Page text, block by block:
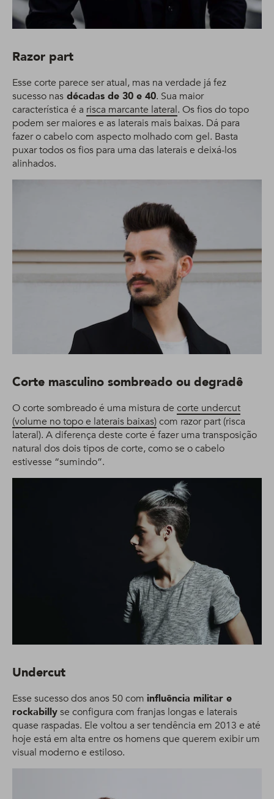
Razor part
Esse corte parece ser atual, mas na verdade já fez
sucesso nas décadas de 30 e 40. Sua maior
característica é a risca marcante lateral. Os fios do topo
podem ser maiores e as laterais mais baixas. Dá para
fazer o cabelo com aspecto molhado com gel. Basta
puxar todos os fios para uma das laterais e deixá-los
alinhados.
Corte masculino sombreado ou degradê
O corte sombreado é uma mistura de corte undercut
(volume no topo e laterais baixas)com razor part (risca
lateral). A diferença deste corte é fazer uma transposição
natural dos dois tipos de corte, como se o cabelo
estivesse “sumindo”.
Undercut
Esse sucesso dos anos 50 com influência militar e
rockabillyse configura com franjas longas e laterais
quase raspadas. Ele voltou a ser tendência em 2013 e até
hoje está em alta entre os homens que querem exibir um
visual moderno e estiloso.